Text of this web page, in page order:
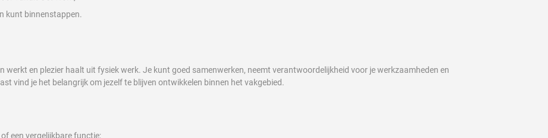
kunt binnenstappen.
werkt en plezier haalt uit fysiek werk. Je kunt goed samenwerken, neemt verantwoordelijkheid voor je werkzaamheden en
vind je het belangrijk om jezelf te blijven ontwikkelen binnen het vakgebied.
een vergelijkbare functie;